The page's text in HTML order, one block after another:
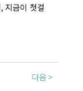
지금이 첫걸
다음